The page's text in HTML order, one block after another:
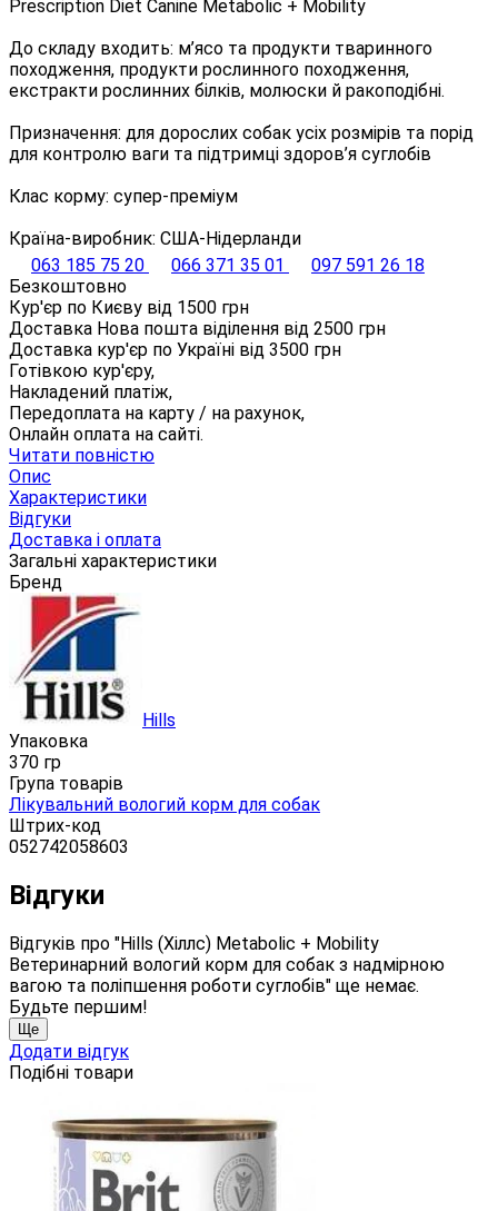
Prescription Diet Canine Metabolic + Mobility
До складу входить: м’ясо та продукти тваринного
походження, продукти рослинного походження,
екстракти рослинних білків, молюски й ракоподібні.
Призначення: для дорослих собак усіх розмірів та порід
для контролю ваги та підтримці здоров’я суглобів
Клас корму: супер-преміум
Країна-виробник: США-Нідерланди
063 185 75 20
066 371 35 01
097 591 26 18
Безкоштовно
Кур'єр по Києву від 1500 грн
Доставка Нова пошта віділення від 2500 грн
Доставка кур'єр по Україні від 3500 грн
Готівкою кур'єру,
Накладений платіж,
Передоплата на карту / на рахунок,
Онлайн оплата на сайті.
Читати повністю
Опис
Характеристики
Відгуки
Доставка і оплата
Загальні характеристики
Бренд
Hills
Упаковка
370 гр
Група товарів
Лікувальний вологий корм для собак
Штрих-код
052742058603
Відгуки
Відгуків про "Hills (Хіллс) Metabolic + Mobility
Ветеринарний вологий корм для собак з надмірною
вагою та поліпшення роботи суглобів" ще немає.
Будьте першим!
Ще
Додати відгук
Подібні товари